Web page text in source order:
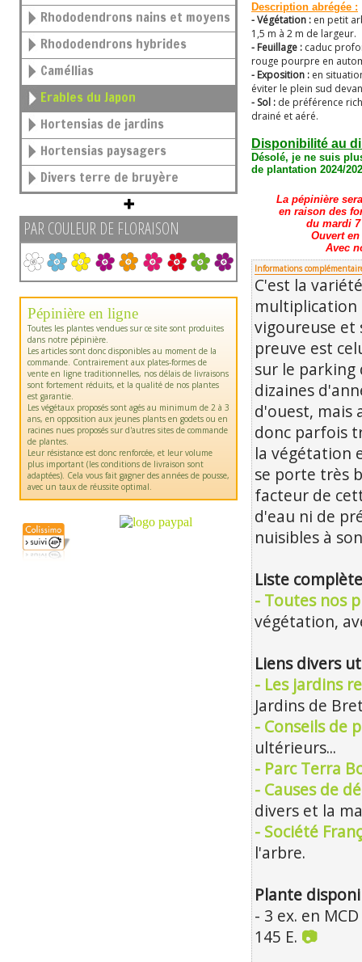
Rhododendrons nains et moyens
Rhododendrons hybrides
Caméllias
Erables du Japon
Hortensias de jardins
Hortensias paysagers
Divers terre de bruyère
PAR COULEUR DE FLORAISON
Pépinière en ligne
Toutes les plantes vendues sur ce site sont produites
dans notre pépinière.
Les articles sont donc disponibles au moment de la
commande. Contrairement aux plates-formes de
vente en ligne traditionnelles, nos délais de livraisons
sont fortement réduits, et la qualité de nos plantes
est garantie.
Les végétaux proposés sont agés au minimum de 2 à 3
ans, en opposition aux jeunes plants en godets ou en
racines nues proposés sur d'autres sites de commande
de plantes.
Leur résistance est donc renforcée, et leur volume
plus important (les conditions de livraison sont
adaptées). Cela vous fait gagner des années de pousse,
avec un taux de réussite optimal.
Description abrégée :
- Végétation : en petit
1,5 m à 2 m de largeur.
- Feuillage : caduc
rouge pourpre en
- Exposition : en
éviter le plein sud
- Sol : de préférence
drainé et aéré.
Disponibilité au
Désolé, je ne suis
de plantation 2024/
La pépinière
en raison des
du mardi
Ouvert
Avec
Informations
C'est la
multiplication
vigoureuse et
preuve est
sur le parking
dizaines
d'ouest, mais
donc parfois
la végétation
se porte très
facteur de
d'eau ni de
nuisibles à
Liste
- Toutes nos
végétation,
Liens divers
- Les jardins
Jardins de
- Conseils de
ultérieurs...
- Parc Terra
- Causes de
divers et la
- Société
l'arbre.
Plante
- 3 ex. en
145 E. 📷